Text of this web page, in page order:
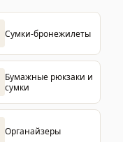
Сумки-бронежилеты
Бумажные рюкзаки и
сумки
Органайзеры